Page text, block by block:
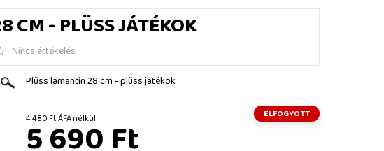
CM - PLÜSS JÁTÉKOK
Nincs értékelés
Plüss lamantin 28 cm - plüss játékok
4 480 Ft ÁFA nélkül ELFOGYOTT
5 690 Ft